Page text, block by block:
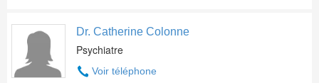
Dr. Catherine Colonne
Psychiatre
Voir téléphone